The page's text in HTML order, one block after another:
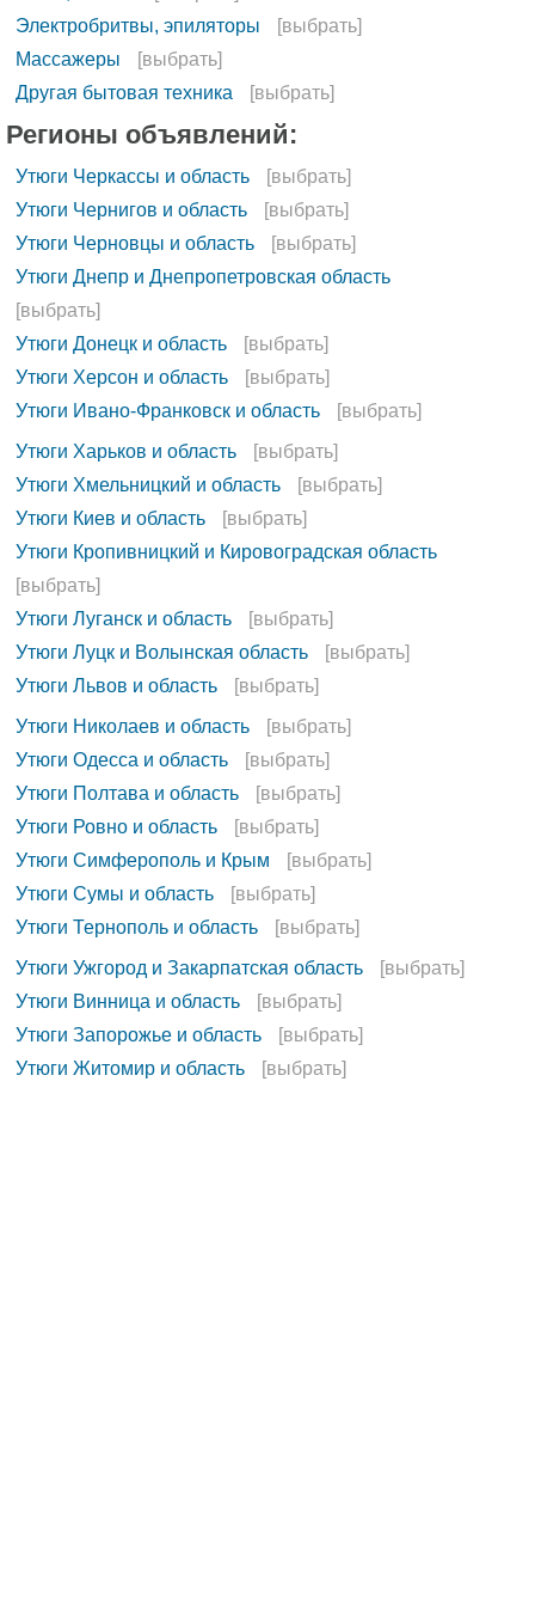
Электробритвы, эпиляторы
[выбрать]
Массажеры
[выбрать]
Другая бытовая техника
[выбрать]
Регионы объявлений:
Утюги Черкассы и область
[выбрать]
Утюги Чернигов и область
[выбрать]
Утюги Черновцы и область
[выбрать]
Утюги Днепр и Днепропетровская область
[выбрать]
Утюги Донецк и область
[выбрать]
Утюги Херсон и область
[выбрать]
Утюги Ивано-Франковск и область
[выбрать]
Утюги Харьков и область
[выбрать]
Утюги Хмельницкий и область
[выбрать]
Утюги Киев и область
[выбрать]
Утюги Кропивницкий и Кировоградская область
[выбрать]
Утюги Луганск и область
[выбрать]
Утюги Луцк и Волынская область
[выбрать]
Утюги Львов и область
[выбрать]
Утюги Николаев и область
[выбрать]
Утюги Одесса и область
[выбрать]
Утюги Полтава и область
[выбрать]
Утюги Ровно и область
[выбрать]
Утюги Симферополь и Крым
[выбрать]
Утюги Сумы и область
[выбрать]
Утюги Тернополь и область
[выбрать]
Утюги Ужгород и Закарпатская область
[выбрать]
Утюги Винница и область
[выбрать]
Утюги Запорожье и область
[выбрать]
Утюги Житомир и область
[выбрать]